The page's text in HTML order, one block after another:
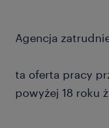
Agencja
ta oferta pracy
powyżej 18 roku